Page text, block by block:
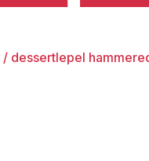
/ dessertlepel